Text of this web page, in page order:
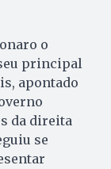
o
principal
apontado
da direita
se